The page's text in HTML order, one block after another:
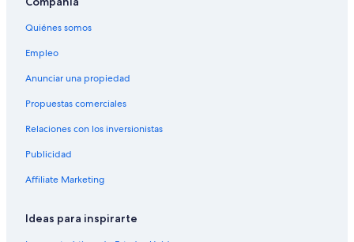
Hoteles 3 estrellas en St. George
Hoteles 5 estrellas en St. George
Cabañas en St. George
Casas de campo en St. George
Casas de ciudad en St. George
Casas de huéspedes en St. George
Apartamentos en St. George
Quiénes somos
Empleo
Anunciar una propiedad
Propuestas comerciales
Relaciones con los inversionistas
Publicidad
Affiliate Marketing
Ideas para inspirarte